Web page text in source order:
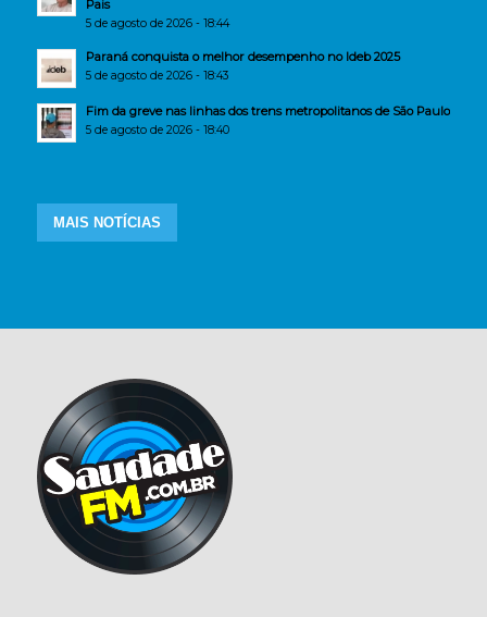
Pais
5 de agosto de 2026 - 18:44
Paraná conquista o melhor desempenho no Ideb 2025
5 de agosto de 2026 - 18:43
Fim da greve nas linhas dos trens metropolitanos de São Paulo
5 de agosto de 2026 - 18:40
MAIS NOTÍCIAS